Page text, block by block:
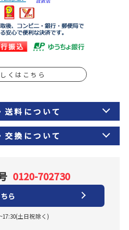
くはこちら
送料について
交換について
0120-702730
ら
土日祝除く)